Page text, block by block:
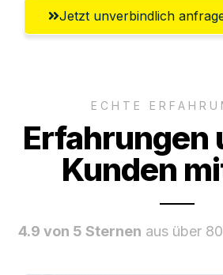
Jetzt unverbindlich
ECHTE
Erfahrungen
Kunden
4.9 von 5 Sternen aus über